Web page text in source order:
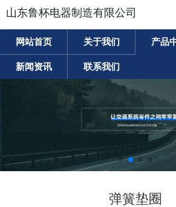
山东鲁杯电器制造有限公司
网站首页 关于我们 产品
新闻资讯 联系我们
弹簧垫圈